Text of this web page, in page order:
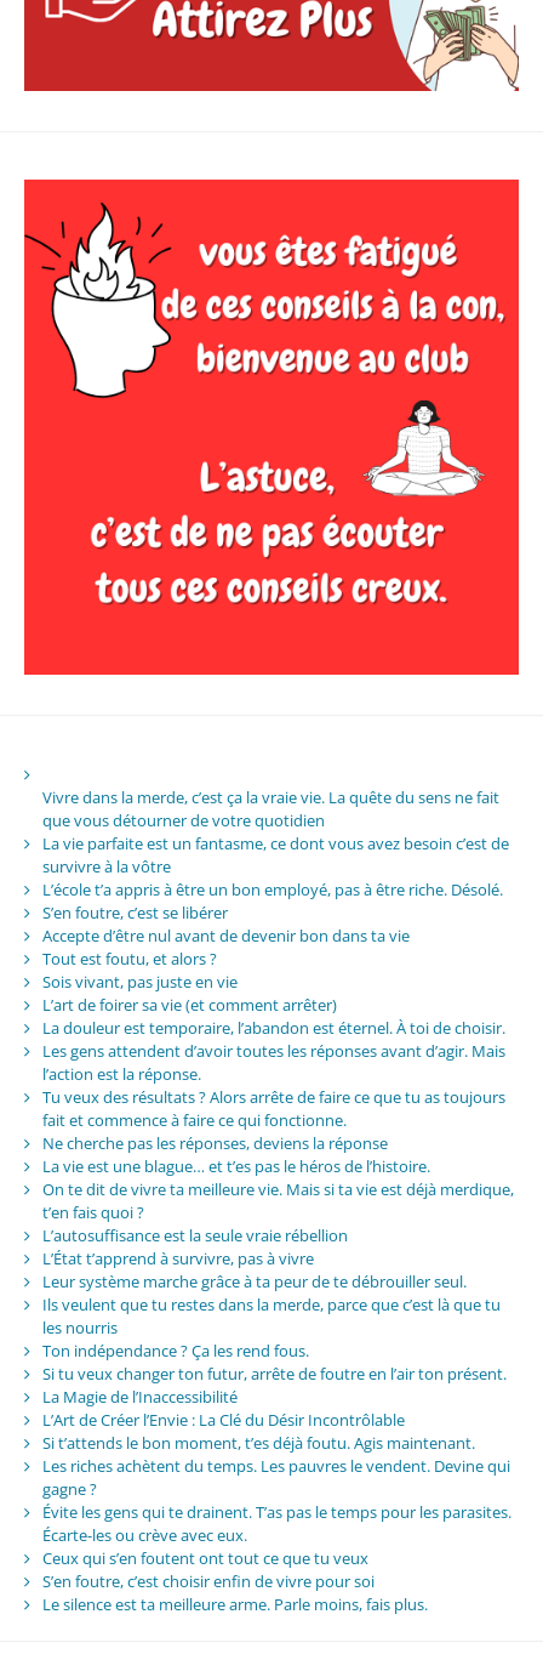
Vivre dans la merde, c’est ça la vraie vie. La quête du sens ne fait
que vous détourner de votre quotidien
La vie parfaite est un fantasme, ce dont vous avez besoin c’est de
survivre à la vôtre
L’école t’a appris à être un bon employé, pas à être riche. Désolé.
S’en foutre, c’est se libérer
Accepte d’être nul avant de devenir bon dans ta vie
Tout est foutu, et alors ?
Sois vivant, pas juste en vie
L’art de foirer sa vie (et comment arrêter)
La douleur est temporaire, l’abandon est éternel. À toi de choisir.
Les gens attendent d’avoir toutes les réponses avant d’agir. Mais
l’action est la réponse.
Tu veux des résultats ? Alors arrête de faire ce que tu as toujours
fait et commence à faire ce qui fonctionne.
Ne cherche pas les réponses, deviens la réponse
La vie est une blague… et t’es pas le héros de l’histoire.
On te dit de vivre ta meilleure vie. Mais si ta vie est déjà merdique,
t’en fais quoi ?
L’autosuffisance est la seule vraie rébellion
L’État t’apprend à survivre, pas à vivre
Leur système marche grâce à ta peur de te débrouiller seul.
Ils veulent que tu restes dans la merde, parce que c’est là que tu
les nourris
Ton indépendance ? Ça les rend fous.
Si tu veux changer ton futur, arrête de foutre en l’air ton présent.
La Magie de l’Inaccessibilité
L’Art de Créer l’Envie : La Clé du Désir Incontrôlable
Si t’attends le bon moment, t’es déjà foutu. Agis maintenant.
Les riches achètent du temps. Les pauvres le vendent. Devine qui
gagne ?
Évite les gens qui te drainent. T’as pas le temps pour les parasites.
Écarte-les ou crève avec eux.
Ceux qui s’en foutent ont tout ce que tu veux
S’en foutre, c’est choisir enfin de vivre pour soi
Le silence est ta meilleure arme. Parle moins, fais plus.